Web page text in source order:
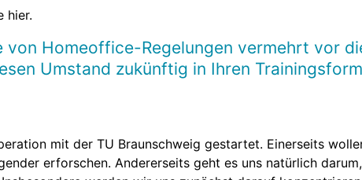
hier.
Homeoffice-Regelungen vermehrt vor
Umstand zukünftig in Ihren
mit der TU Braunschweig gestartet. Einerseits
erforschen. Andererseits geht es uns natürlich